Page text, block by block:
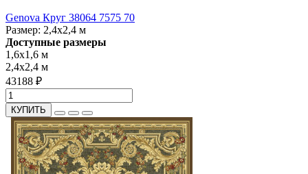
Genova Круг 38064 7575 70
Размер: 2,4x2,4 м
Доступные размеры
1,6x1,6 м
2,4x2,4 м
43188 ₽
КУПИТЬ